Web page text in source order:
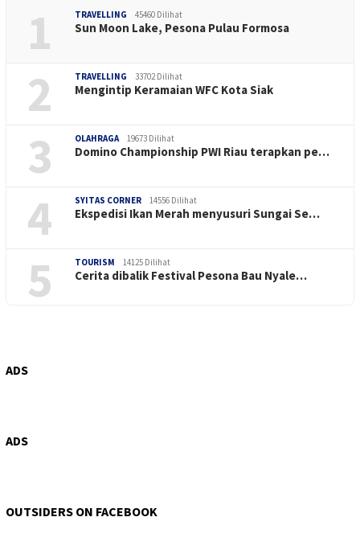
1 TRAVELLING 45460 Dilihat
Sun Moon Lake, Pesona Pulau Formosa
2 TRAVELLING 33702 Dilihat
Mengintip Keramaian WFC Kota Siak
3 OLAHRAGA 19673 Dilihat
Domino Championship PWI Riau terapkan pe…
4 SYITAS CORNER 14556 Dilihat
Ekspedisi Ikan Merah menyusuri Sungai Se…
5 TOURISM 14125 Dilihat
Cerita dibalik Festival Pesona Bau Nyale…
ADS
ADS
OUTSIDERS ON FACEBOOK